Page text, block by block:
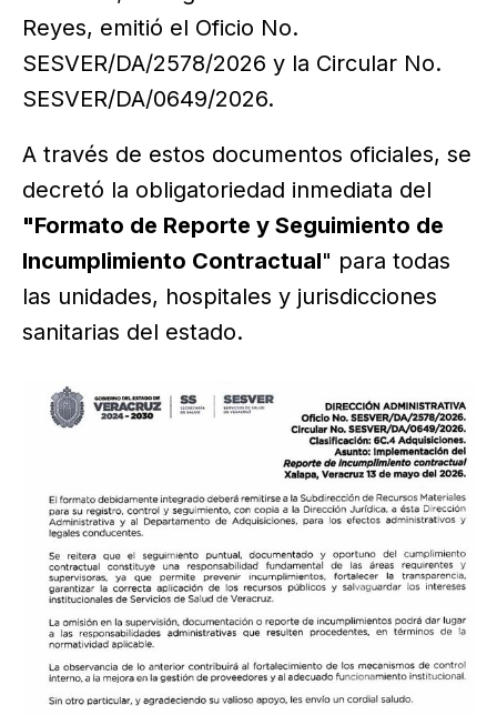
Reyes, emitió el Oficio No.
SESVER/DA/2578/2026 y la Circular No.
SESVER/DA/0649/2026.
A través de estos documentos oficiales, se
decretó la obligatoriedad inmediata del
"Formato de Reporte y Seguimiento de
Incumplimiento Contractual" para todas
las unidades, hospitales y jurisdicciones
sanitarias del estado.